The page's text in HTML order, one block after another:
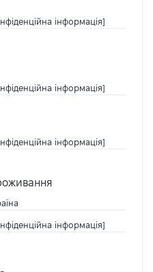
інформація]
інформація]
інформація]
інформація]